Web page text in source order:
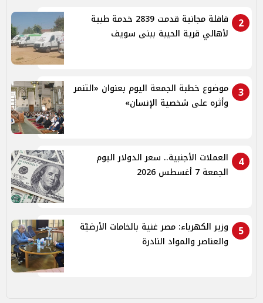
2
قافلة مجانية قدمت 2839 خدمة طبية
لأهالي قرية الحيبة ببنى سويف
3
موضوع خطبة الجمعة اليوم بعنوان «التنمر
وأثره على شخصية الإنسان»
4
العملات الأجنبية.. سعر الدولار اليوم
الجمعة 7 أغسطس 2026
5
وزير الكهرباء: مصر غنية بالخامات الأرضيّة
والعناصر والمواد النادرة